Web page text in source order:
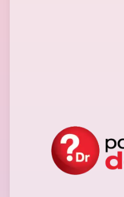
programmes
et pratiques.